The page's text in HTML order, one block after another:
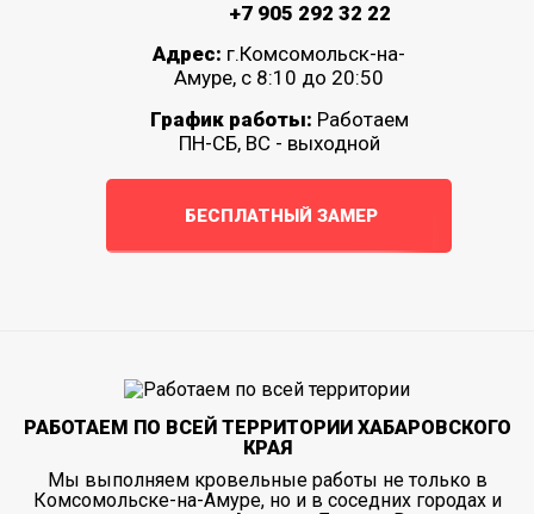
+7 905 292 32 22
Адрес: г.Комсомольск-на-
Амуре, с 8:10 до 20:50
График работы: Работаем
ПН-СБ, ВС - выходной
БЕСПЛАТНЫЙ ЗАМЕР
РАБОТАЕМ ПО ВСЕЙ ТЕРРИТОРИИ ХАБАРОВСКОГО
КРАЯ
Мы выполняем кровельные работы не только в
Комсомольске-на-Амуре, но и в соседних городах и